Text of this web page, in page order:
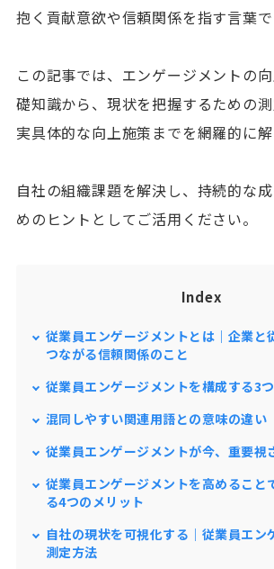
抱く貢献意欲や信頼関係を指す言葉で
この記事では、エンゲージメントの
礎知識から、現状を把握するための
実具体的な向上施策までを網羅的に解
自社の組織課題を解決し、持続的な
めのヒントとしてご活用ください。
Index
従業員エンゲージメントとは｜企業と
つながる信頼関係のこと
従業員エンゲージメントを構成する3
混同しやすい関連用語との意味の違い
従業員エンゲージメントが今、重要視
従業員エンゲージメントを高めること
る4つのメリット
自社の現状を可視化する｜従業員エン
測定方法